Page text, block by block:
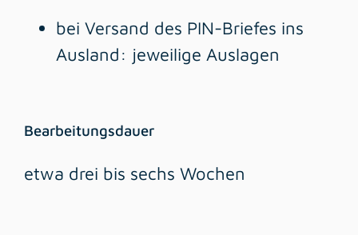
bei Versand des PIN-Briefes ins
Ausland: jeweilige Auslagen
Bearbeitungsdauer
etwa drei bis sechs Wochen